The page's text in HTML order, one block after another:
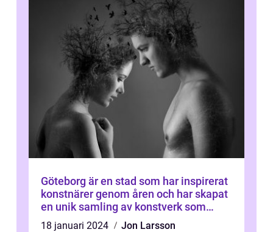
Göteborg är en stad som har inspirerat
konstnärer genom åren och har skapat
en unik samling av konstverk som
representerar staden
18 januari 2024
Jon Larsson